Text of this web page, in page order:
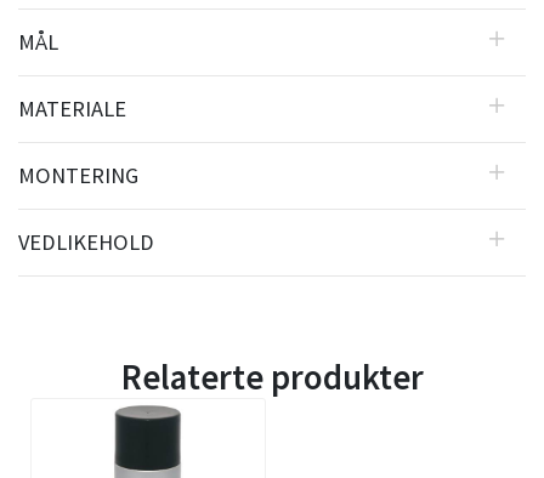
MÅL
MATERIALE
MONTERING
VEDLIKEHOLD
Relaterte produkter